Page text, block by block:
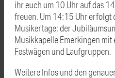
ihr euch um 10 Uhr auf das
freuen. Um 14:15 Uhr erfolgt
Musikertage: der
Musikkapelle Emerkingen
Festwägen und Laufgruppen.
Weitere Infos und den